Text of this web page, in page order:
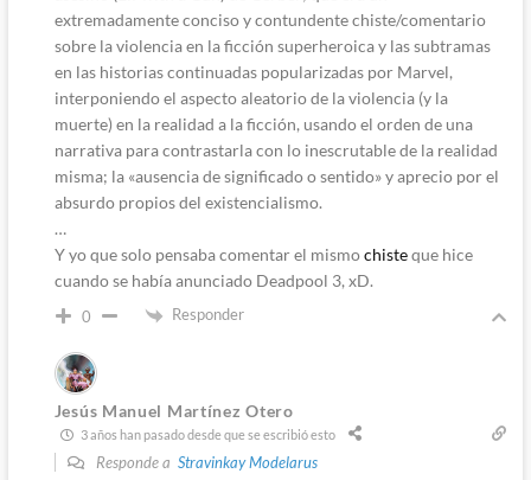
extremadamente conciso y contundente chiste/comentario
sobre la violencia en la ficción superheroica y las subtramas
en las historias continuadas popularizadas por Marvel,
interponiendo el aspecto aleatorio de la violencia (y la
muerte) en la realidad a la ficción, usando el orden de una
narrativa para contrastarla con lo inescrutable de la realidad
misma; la «ausencia de significado o sentido» y aprecio por el
absurdo propios del existencialismo.
…
Y yo que solo pensaba comentar el mismochisteque hice
cuando se había anunciado Deadpool 3, xD.
0 Responder
Jesús Manuel Martínez Otero
3 años han pasado desde que se escribió esto
Responde a Stravinkay Modelarus